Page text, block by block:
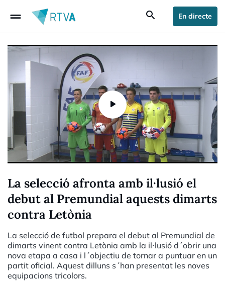
drag_handle search En directe
La selecció afronta amb il·lusió el
debut al Premundial aquests dimarts
contra Letònia
La selecció de futbol prepara el debut al Premundial de
dimarts vinent contra Letònia amb la il·lusió d´obrir una
nova etapa a casa i l´objectiu de tornar a puntuar en un
partit oficial. Aquest dilluns s´han presentat les noves
equipacions tricolors.